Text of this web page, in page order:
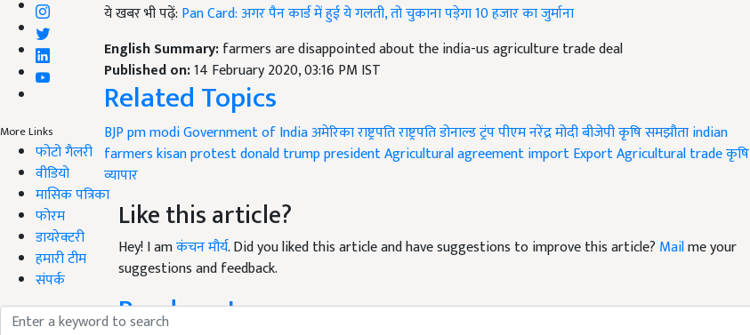
More Links
फोटो गैलरी
वीडियो
मासिक पत्रिका
फोरम
डायरेक्टरी
हमारी टीम
संपर्क
ये खबर भी पढ़ें: Pan Card: अगर पैन कार्ड में हुई ये गलती, तो चुकाना पड़ेगा 10 हजार का जुर्माना
English Summary:farmers are disappointed about the india-us agriculture trade deal
Published on:14 February 2020, 03:16 PM IST
Related Topics
BJPpm modiGovernment of Indiaअमेरिका राष्ट्रपतिराष्ट्रपति डोनाल्ड ट्रंपपीएम नरेंद्र मोदीबीजेपीकृषि समझौताindian
farmerskisan protestdonald trumppresidentAgricultural agreementimport ExportAgricultural tradeकृषि
व्यापार
Like this article?
Hey! I amकंचन मौर्य. Did you liked this article and have suggestions to improve this article? Mailme your
suggestions and feedback.
Read next